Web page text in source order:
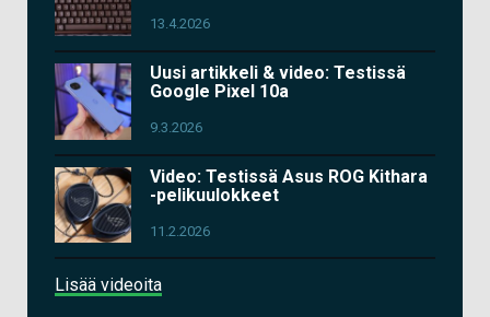
13.4.2026
Uusi artikkeli & video: Testissä
Google Pixel 10a
9.3.2026
Video: Testissä Asus ROG Kithara
-pelikuulokkeet
11.2.2026
Lisää videoita